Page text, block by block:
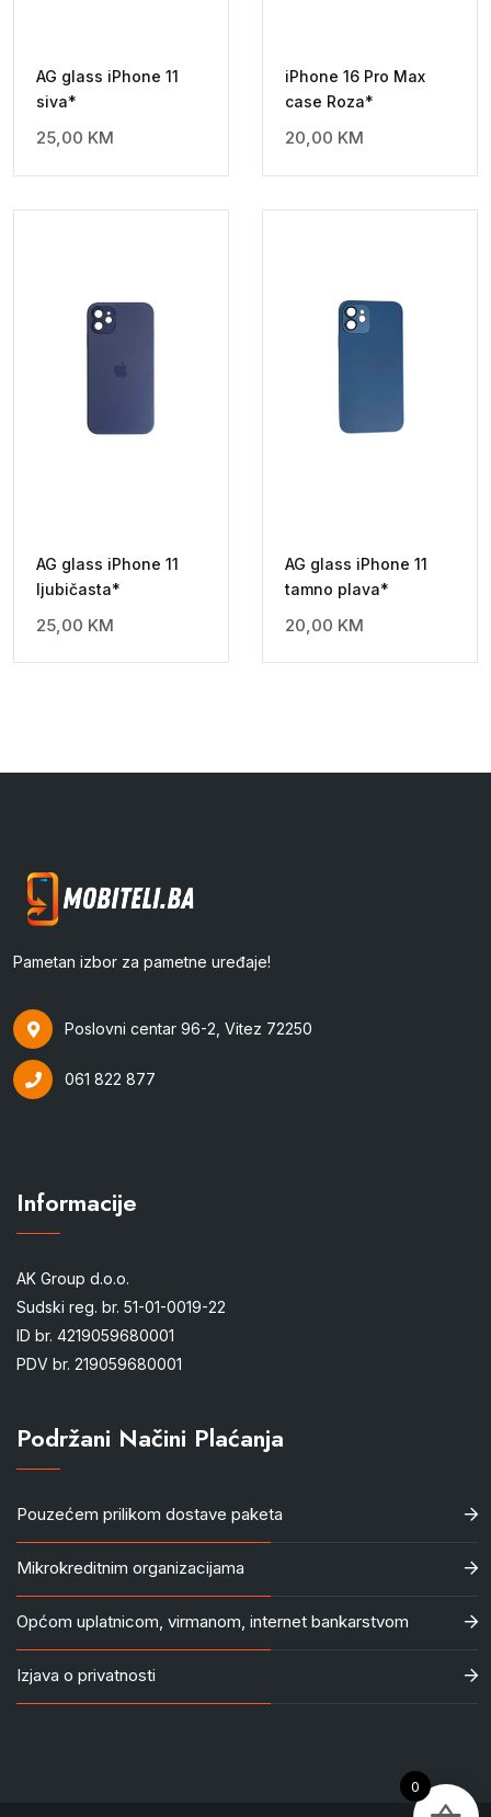
AG glass iPhone 11
siva*
25,00 KM
iPhone 16 Pro Max
case Roza*
20,00 KM
AG glass iPhone 11
ljubičasta*
25,00 KM
AG glass iPhone 11
tamno plava*
20,00 KM
Pametan izbor za pametne uređaje!
Poslovni centar 96-2, Vitez 72250
061 822 877
Informacije
AK Group d.o.o.
Sudski reg. br. 51-01-0019-22
ID br. 4219059680001
PDV br. 219059680001
Podržani Načini Plaćanja
Pouzećem prilikom dostave paketa
Mikrokreditnim organizacijama
Općom uplatnicom, virmanom, internet bankarstvom
Izjava o privatnosti
0